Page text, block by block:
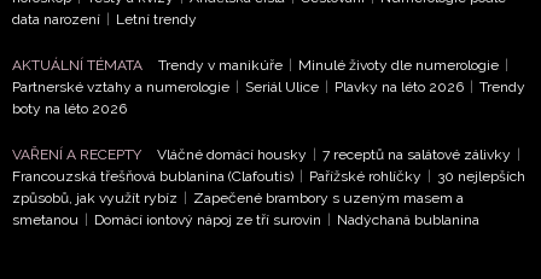
NEWSLETTER
ODESLAT
Přihlášením k newsletteru souhlasíte sObchodními
data narození | Letní trendy
AKTUÁLNÍ TÉMATA Trendy v manikúře | Minulé životy dle numerologie |
Partnerské vztahy a numerologie | Seriál Ulice | Plavky na léto 2026 | Trendy
boty na léto 2026
VAŘENÍ A RECEPTY Vláčné domácí housky | 7 receptů na salátové zálivky |
Francouzská třešňová bublanina (Clafoutis) | Pařížské rohlíčky | 30 nejlepších
způsobů, jak využít rybíz | Zapečené brambory s uzeným masem a
smetanou | Domácí iontový nápoj ze tří surovin | Nadýchaná bublanina